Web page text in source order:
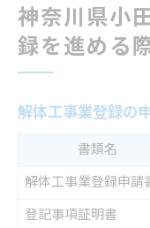
神奈川県小
録を進める
解体工事業登録の
書類名
解体工事業登録申請
登記事項証明書